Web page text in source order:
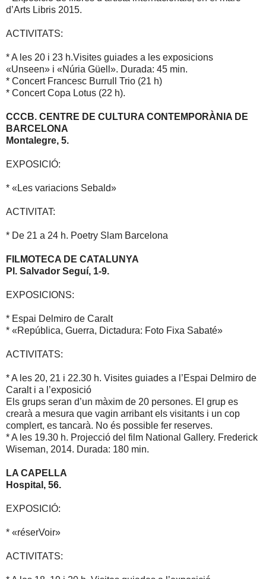
d’Arts Libris 2015.
ACTIVITATS:
* A les 20 i 23 h.Visites guiades a les exposicions
«Unseen» i «Núria Güell». Durada: 45 min.
* Concert Francesc Burrull Trio (21 h)
* Concert Copa Lotus (22 h).
CCCB. CENTRE DE CULTURA CONTEMPORÀNIA DE
BARCELONA
Montalegre, 5.
EXPOSICIÓ:
* «Les variacions Sebald»
ACTIVITAT:
* De 21 a 24 h. Poetry Slam Barcelona
FILMOTECA DE CATALUNYA
Pl. Salvador Seguí, 1-9.
EXPOSICIONS:
* Espai Delmiro de Caralt
* «República, Guerra, Dictadura: Foto Fixa Sabaté»
ACTIVITATS:
* A les 20, 21 i 22.30 h. Visites guiades a l’Espai Delmiro de
Caralt i a l’exposició
Els grups seran d’un màxim de 20 persones. El grup es
crearà a mesura que vagin arribant els visitants i un cop
complert, es tancarà. No és possible fer reserves.
* A les 19.30 h. Projecció del film National Gallery. Frederick
Wiseman, 2014. Durada: 180 min.
LA CAPELLA
Hospital, 56.
EXPOSICIÓ:
* «réserVoir»
ACTIVITATS: